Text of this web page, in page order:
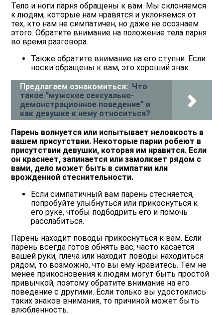
Тело и ноги парня обращены к вам. Мы склоняемся
к людям, которые нам нравятся и уклоняемся от
тех, кто нам не симпатичен, но даже не осознаем
этого. Обратите внимание на положение тела парня
во время разговора.
Также обратите внимание на его ступни. Если
носки обращены к вам, это хороший знак.
Предлагаем ознакомиться: Что
такое “мужское сексуально-
демонстрационное поведение” и
как девушке к нему относиться?
Парень волнуется или испытывает неловкость в
вашем присутствии. Некоторые парни робеют в
присутствии девушки, которая им нравится. Если
он краснеет, запинается или замолкает рядом с
вами, дело может быть в симпатии или
врожденной стеснительности.
Если симпатичный вам парень стесняется,
попробуйте улыбнуться или прикоснуться к
его руке, чтобы подбодрить его и помочь
расслабиться.
Парень находит поводы прикоснуться к вам. Если
парень всегда готов обнять вас, часто касается
вашей руки, плеча или находит поводы находиться
рядом, то возможно, что вы ему нравитесь. Тем не
менее прикосновения к людям могут быть простой
привычкой, поэтому обратите внимание на его
поведение с другими. Если только вы удостоились
таких знаков внимания, то причиной может быть
влюбленность.